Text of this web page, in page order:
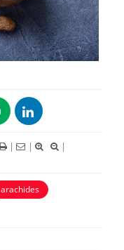
| |
|
arachides